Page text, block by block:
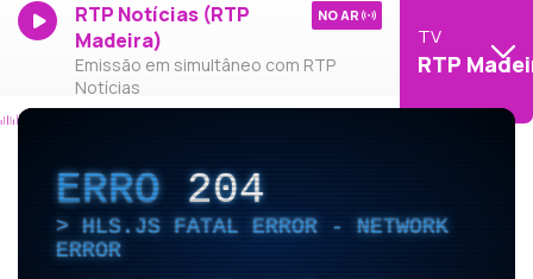
RTP Notícias (RTP
Madeira)
Emissão em simultâneo com RTP
Notícias
NO AR
TV
RTP
ERRO204
HLS.JS FATAL ERROR - NETWORK
ERROR